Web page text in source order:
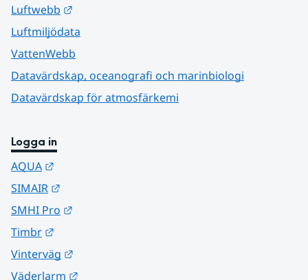
Luftwebb
Luftmiljödata
VattenWebb
Datavärdskap, oceanografi och marinbiologi
Datavärdskap för atmosfärkemi
Logga in
AQUA
SIMAIR
SMHI Pro
Timbr
Vinterväg
Väderlarm